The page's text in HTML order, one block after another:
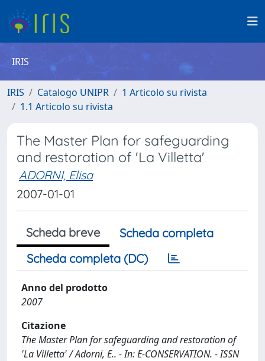
IRIS
IRIS Catalogo UNIPR
1 Articolo su rivista
1.1 Articolo su rivista
The Master Plan for safeguarding
and restoration of 'La Villetta'
ADORNI, Elisa
2007-01-01
Scheda breve
Scheda completa
Scheda completa (DC)
Anno del prodotto
2007
Citazione
The Master Plan for safeguarding and restoration of
'La Villetta' / Adorni, E.. - In: E-CONSERVATION. - ISSN